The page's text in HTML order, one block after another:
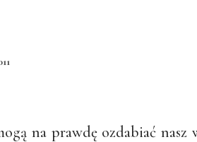
na prawdę ozdabiać